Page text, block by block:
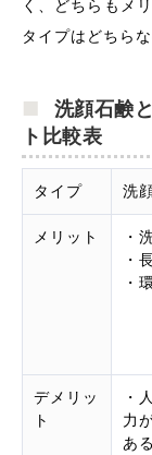
く、どちらもメ
タイプはどちら
洗顔石鹸
ト比較表
タイプ 洗
メリット
・
・
・
デメリッ
ト
・
力
ある